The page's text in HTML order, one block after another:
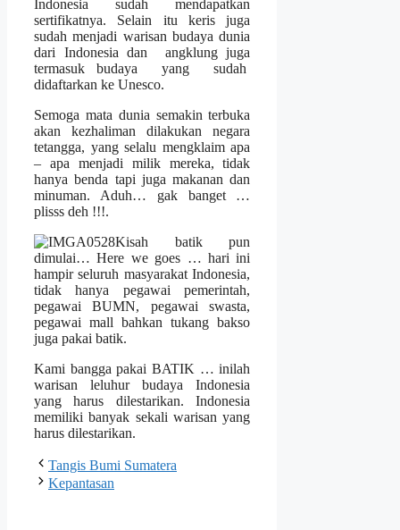
Indonesia sudah mendapatkan
sertifikatnya. Selain itu keris juga
sudah menjadi warisan budaya dunia
dari Indonesia dan angklung juga
termasuk budaya yang sudah
didaftarkan ke Unesco.
Semoga mata dunia semakin terbuka
akan kezhaliman dilakukan negara
tetangga, yang selalu mengklaim apa
– apa menjadi milik mereka, tidak
hanya benda tapi juga makanan dan
minuman. Aduh… gak banget …
plisss deh !!!.
Kisah batik pun
dimulai… Here we goes … hari ini
hampir seluruh masyarakat Indonesia,
tidak hanya pegawai pemerintah,
pegawai BUMN, pegawai swasta,
pegawai mall bahkan tukang bakso
juga pakai batik.
Kami bangga pakai BATIK … inilah
warisan leluhur budaya Indonesia
yang harus dilestarikan. Indonesia
memiliki banyak sekali warisan yang
harus dilestarikan.
Tangis Bumi Sumatera
Kepantasan